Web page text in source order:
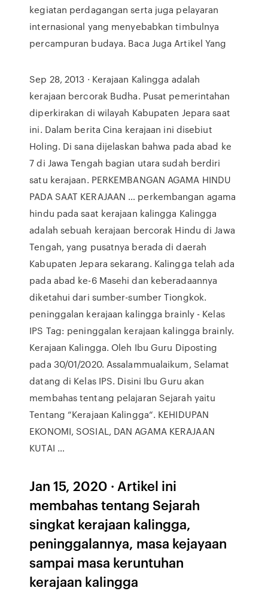
kegiatan perdagangan serta juga pelayaran
internasional yang menyebabkan timbulnya
percampuran budaya. Baca Juga Artikel Yang
Sep 28, 2013 · Kerajaan Kalingga adalah
kerajaan bercorak Budha. Pusat pemerintahan
diperkirakan di wilayah Kabupaten Jepara saat
ini. Dalam berita Cina kerajaan ini disebiut
Holing. Di sana dijelaskan bahwa pada abad ke
7 di Jawa Tengah bagian utara sudah berdiri
satu kerajaan. PERKEMBANGAN AGAMA HINDU
PADA SAAT KERAJAAN … perkembangan agama
hindu pada saat kerajaan kalingga Kalingga
adalah sebuah kerajaan bercorak Hindu di Jawa
Tengah, yang pusatnya berada di daerah
Kabupaten Jepara sekarang. Kalingga telah ada
pada abad ke-6 Masehi dan keberadaannya
diketahui dari sumber-sumber Tiongkok.
peninggalan kerajaan kalingga brainly - Kelas
IPS Tag: peninggalan kerajaan kalingga brainly.
Kerajaan Kalingga. Oleh Ibu Guru Diposting
pada 30/01/2020. Assalammualaikum, Selamat
datang di Kelas IPS. Disini Ibu Guru akan
membahas tentang pelajaran Sejarah yaitu
Tentang “Kerajaan Kalingga“. KEHIDUPAN
EKONOMI, SOSIAL, DAN AGAMA KERAJAAN
KUTAI …
Jan 15, 2020 · Artikel ini
membahas tentang Sejarah
singkat kerajaan kalingga,
peninggalannya, masa kejayaan
sampai masa keruntuhan
kerajaan kalingga